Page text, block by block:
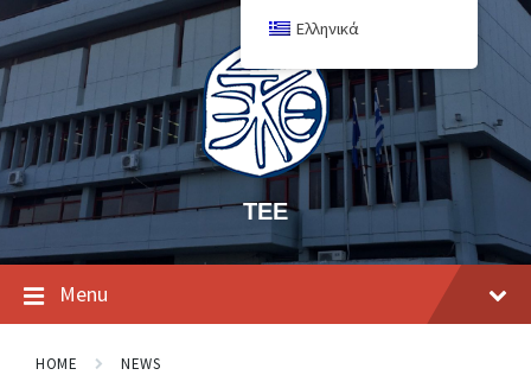
ΤΕΕ
Menu
HOME NEWS
Ελληνικά